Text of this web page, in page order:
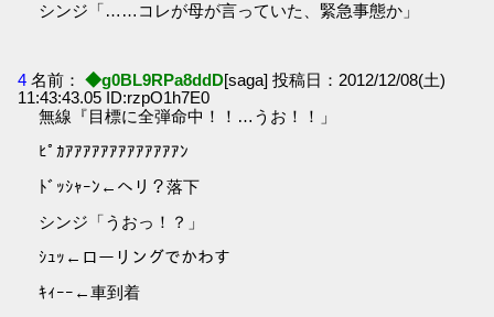
シンジ「……コレが母が言っていた、緊急事態か」
4 名前： ◆g0BL9RPa8ddD[saga] 投稿日：2012/12/08(土)
11:43:43.05 ID:rzpO1h7E0
無線『目標に全弾命中！！…うお！！」
ﾋﾟｶｱｱｱｱｱｱｱｱｱｱｱｱｱﾝ
ﾄﾞｯｼｬｰﾝ←ヘリ？落下
シンジ「うおっ！？」
ｼｭｯ←ローリングでかわす
ｷｨｰｰ←車到着